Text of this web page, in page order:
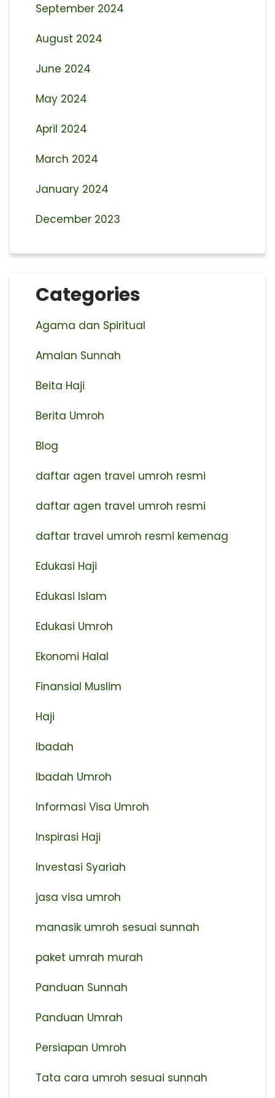
September 2024
August 2024
June 2024
May 2024
April 2024
March 2024
January 2024
December 2023
Categories
Agama dan Spiritual
Amalan Sunnah
Beita Haji
Berita Umroh
Blog
daftar agen travel umroh resmi
⁠daftar agen travel umroh resmi
daftar travel umroh resmi kemenag
Edukasi Haji
Edukasi Islam
Edukasi Umroh
Ekonomi Halal
Finansial Muslim
Haji
Ibadah
Ibadah Umroh
Informasi Visa Umroh
Inspirasi Haji
Investasi Syariah
jasa visa umroh
manasik umroh sesuai sunnah
paket umrah murah
Panduan Sunnah
Panduan Umrah
Persiapan Umroh
Tata cara umroh sesuai sunnah